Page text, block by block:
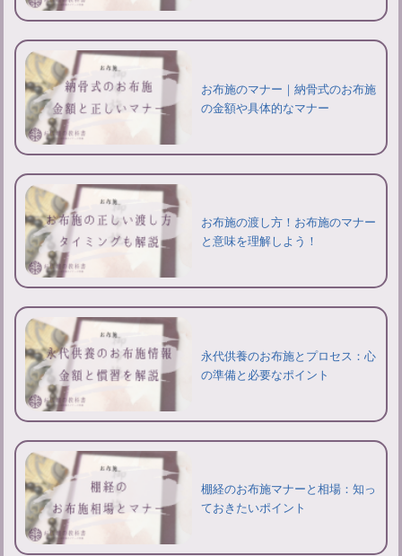
お布施のマナー｜納骨式のお布施
の金額や具体的なマナー
お布施の渡し方！お布施のマナー
と意味を理解しよう！
永代供養のお布施とプロセス：心
の準備と必要なポイント
棚経のお布施マナーと相場：知っ
ておきたいポイント